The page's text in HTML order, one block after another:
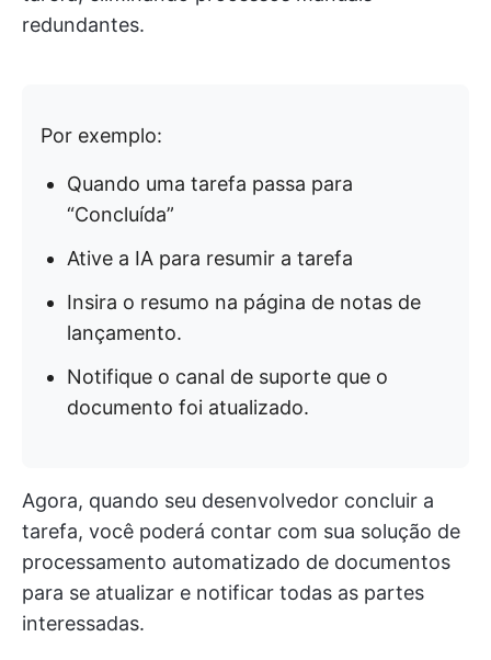
redundantes.
Por exemplo:
Quando uma tarefa passa para
“Concluída”
Ative a IA para resumir a tarefa
Insira o resumo na página de notas de
lançamento.
Notifique o canal de suporte que o
documento foi atualizado.
Agora, quando seu desenvolvedor concluir a
tarefa, você poderá contar com sua solução de
processamento automatizado de documentos
para se atualizar e notificar todas as partes
interessadas.